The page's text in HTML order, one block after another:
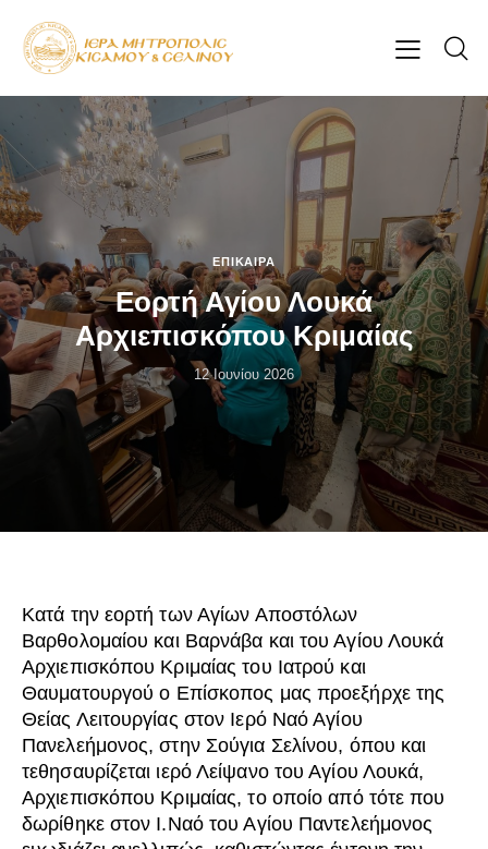
ΕΠΊΚΑΙΡΑ
Εορτή Αγίου Λουκά
Αρχιεπισκόπου Κριμαίας
12 Ιουνίου 2026
Κατά την εορτή των Αγίων Αποστόλων
Βαρθολομαίου και Βαρνάβα και του Αγίου Λουκά
Αρχιεπισκόπου Κριμαίας του Ιατρού και
Θαυματουργού ο Επίσκοπος μας προεξήρχε της
Θείας Λειτουργίας στον Ιερό Ναό Αγίου
Πανελεήμονος, στην Σούγια Σελίνου, όπου και
τεθησαυρίζεται ιερό Λείψανο του Αγίου Λουκά,
Αρχιεπισκόπου Κριμαίας, το οποίο από τότε που
δωρίθηκε στον Ι.Ναό του Αγίου Παντελεήμονος